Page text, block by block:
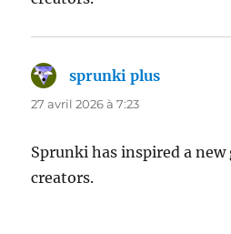
sprunki plus
27 avril 2026 à 7:23
Sprunki has inspired a
creators.